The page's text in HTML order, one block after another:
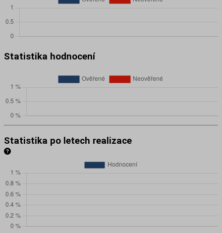
Statistika hodnocení
Statistika po letech realizace